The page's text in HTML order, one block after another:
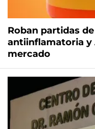
Roban partidas
antiinflamatoria y
mercado